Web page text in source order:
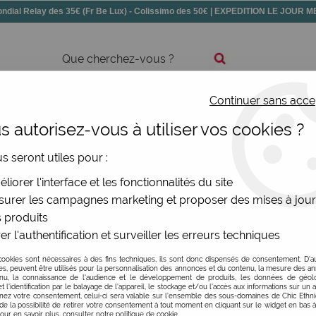
Relay des 35€ (Fr Be Lux) - Colissimo des 50€ | EXPEDITION LE JOUR
Bijoux
et des ambiances des pays d'Asie, Palme Paris vous
ou décontracté chic, Palme Paris a forcément
proposer des pièces aux imprimés et motifs exclusifs,
Continuer sans
autorisez-vous à utiliser vos cookies ?
seront utiles pour :
l'interface et les fonctionnalités du site
les campagnes marketing et proposer des mises à
produits
l'authentification et surveiller les erreurs techniques
sont nécessaires à des fins techniques, ils sont donc dispensés de consentement.
peuvent être utilisés pour la personnalisation des annonces et du contenu, la mesure des
la connaissance de l'audience et le développement de produits, les données de
l'identification par le balayage de l'appareil, le stockage et/ou l'accès aux informations sur un
votre consentement, celui-ci sera valable sur l’ensemble des sous-domaines de Chic
la possibilité de retirer votre consentement à tout moment en cliquant sur le widget en bas
en savoir plus, consulter notre politique de cookie.